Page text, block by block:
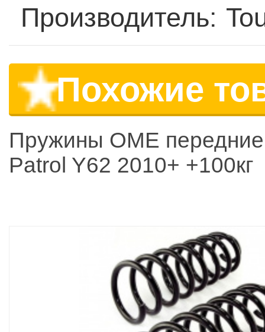
Производитель:
Похожие
Пружины OME
Patrol Y62 2010+ +100кг